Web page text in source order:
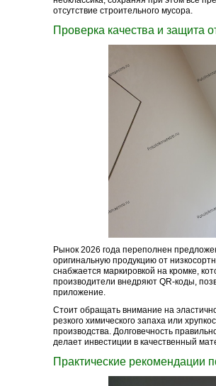
отсутствие строительного мусора.
Проверка качества и защита
Рынок 2026 года переполнен
оригинальную продукцию от
снабжается маркировкой на кромке,
производители внедряют QR-коды,
приложение.
Стоит обращать внимание на
резкого химического запаха или
производства. Долговечность
делает инвестиции в качественный
Практические рекомендации